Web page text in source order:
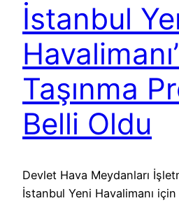
İstanbul
Taşınma
Belli Oldu
Devlet Hava Meydanları
İstanbul Yeni Havalimanı